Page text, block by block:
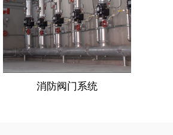
消防阀门系统